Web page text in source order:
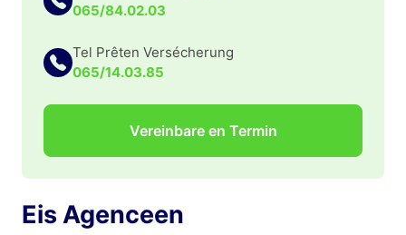
065/84.02.03
Tel Prêten Versécherung
065/14.03.85
Vereinbare en Termin
Eis Agenceen